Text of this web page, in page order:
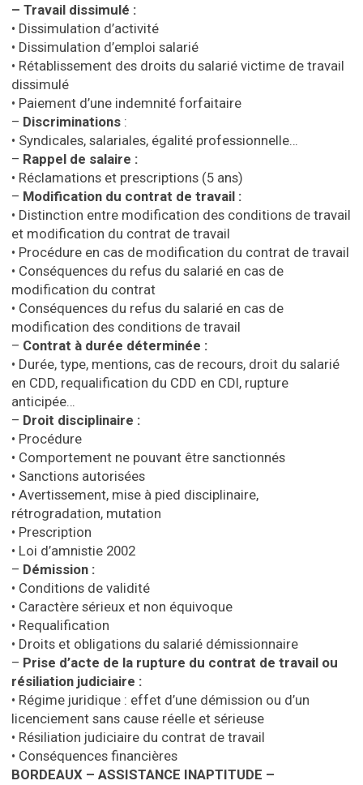
– Travail dissimulé :
• Dissimulation d’activité
• Dissimulation d’emploi salarié
• Rétablissement des droits du salarié victime de travail
dissimulé
• Paiement d’une indemnité forfaitaire
– Discriminations :
• Syndicales, salariales, égalité professionnelle…
– Rappel de salaire :
• Réclamations et prescriptions (5 ans)
– Modification du contrat de travail :
• Distinction entre modification des conditions de travail
et modification du contrat de travail
• Procédure en cas de modification du contrat de travail
• Conséquences du refus du salarié en cas de
modification du contrat
• Conséquences du refus du salarié en cas de
modification des conditions de travail
– Contrat à durée déterminée :
• Durée, type, mentions, cas de recours, droit du salarié
en CDD, requalification du CDD en CDI, rupture
anticipée…
– Droit disciplinaire :
• Procédure
• Comportement ne pouvant être sanctionnés
• Sanctions autorisées
• Avertissement, mise à pied disciplinaire,
rétrogradation, mutation
• Prescription
• Loi d’amnistie 2002
– Démission :
• Conditions de validité
• Caractère sérieux et non équivoque
• Requalification
• Droits et obligations du salarié démissionnaire
– Prise d’acte de la rupture du contrat de travail ou
résiliation judiciaire :
• Régime juridique : effet d’une démission ou d’un
licenciement sans cause réelle et sérieuse
• Résiliation judiciaire du contrat de travail
• Conséquences financières
BORDEAUX – ASSISTANCE INAPTITUDE –